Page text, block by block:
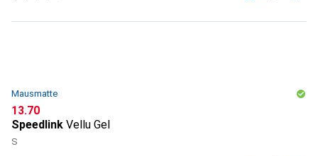
Mausmatte
CHF
13.70
Speedlink Vellu Gel
S